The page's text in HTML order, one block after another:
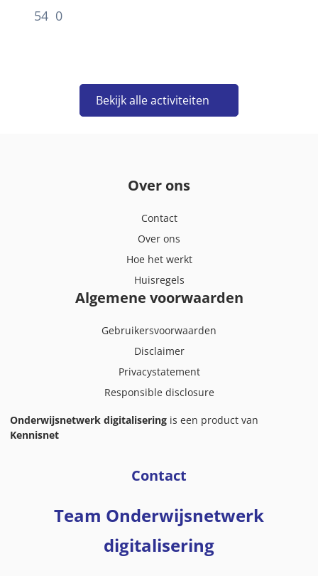
54 0
Bekijk alle activiteiten
Over ons
Contact
Over ons
Hoe het werkt
Huisregels
Algemene voorwaarden
Gebruikersvoorwaarden
Disclaimer
Privacystatement
Responsible disclosure
Onderwijsnetwerk digitalisering is een product van
Kennisnet
Contact
Team Onderwijsnetwerk
digitalisering